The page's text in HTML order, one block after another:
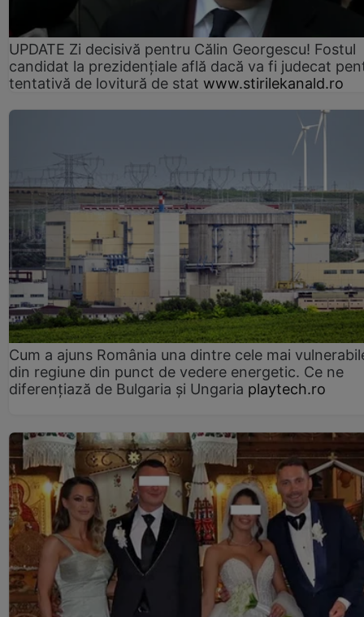
UPDATE Zi decisivă pentru Călin Georgescu! Fostul
candidat la prezidențiale află dacă va fi judecat
tentativă de lovitură de stat www.stirilekanald.ro
Cum a ajuns România una dintre cele mai
din regiune din punct de vedere energetic. Ce ne
diferențiază de Bulgaria și Ungaria playtech.ro